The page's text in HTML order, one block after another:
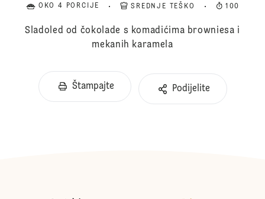
OKO 4 PORCIJE SREDNJE TEŠKO 100
Sladoled od čokolade s komadićima browniesa i
mekanih karamela
Štampajte Podijelite